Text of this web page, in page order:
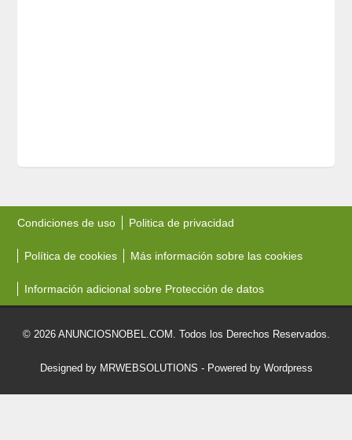
Condiciones de uso Politica de privacidad
Política de cookies Más información sobre las cookies
Información adicional sobre Protección de datos
© 2026 ANUNCIOSNOBEL.COM. Todos los Derechos Reservados.
Designed by MRWEBSOLUTIONS - Powered by Wordpress